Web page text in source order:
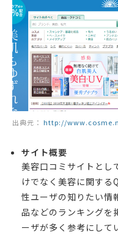
出典元： http://
サイト概要
美容口コミサイトとし
けでなく美容に関する
性ユーザの知りたい情
品などのランキングを
ーザが多く参考にして